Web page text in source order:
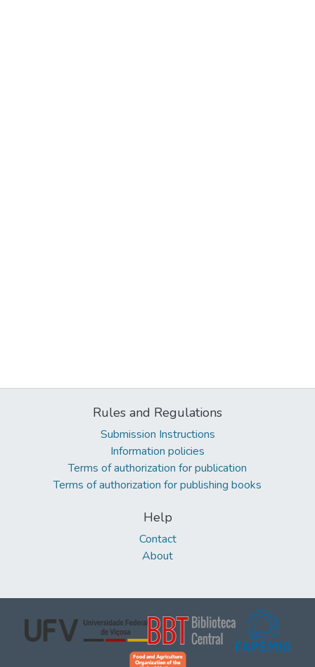
Rules and Regulations
Submission Instructions
Information policies
Terms of authorization for publication
Terms of authorization for publishing books
Help
Contact
About